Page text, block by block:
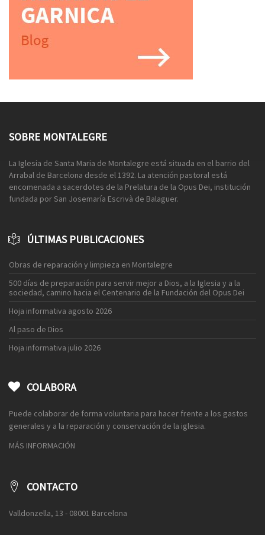
SOBRE MONTALEGRE
La Iglesia de Santa Maria de Montalegre está situada en el barrio del
Arrabal de Barcelona desde el 1392. La atención pastoral está
encomenada a sacerdotes de la Prelatura de la Opus Dei, institución
fundada por San Josemaría Escrivà de Balaguer.
ÚLTIMAS PUBLICACIONES
Obras de reparación y limpieza en Montalegre
500 días de preparación para servir mejor a Dios, a la Iglesia y a la
sociedad, camino hacia el Centenario de la Fundación del Opus Dei
Hoja informativa agosto 2026
Al paso de Dios
Hoja informativa julio 2026
COLABORA
Puede colaborar de forma voluntaria para hacer frente a los gastos
generales y a la reparación y conservación de la iglesia.
MÁS INFORMACIÓN
CONTACTO
Valldonzella, 13 - 08001 Barcelona